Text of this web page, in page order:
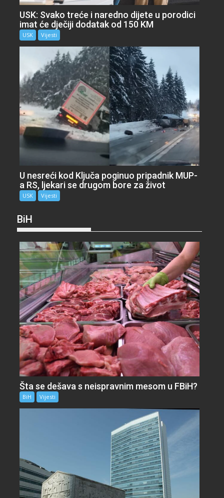
USK: Svako treće i naredno dijete u porodici
imat će dječiji dodatak od 150 KM
USK Vijesti
U nesreći kod Ključa poginuo pripadnik MUP-
a RS, ljekari se drugom bore za život
USK Vijesti
BiH
Šta se dešava s neispravnim mesom u FBiH?
BiH Vijesti